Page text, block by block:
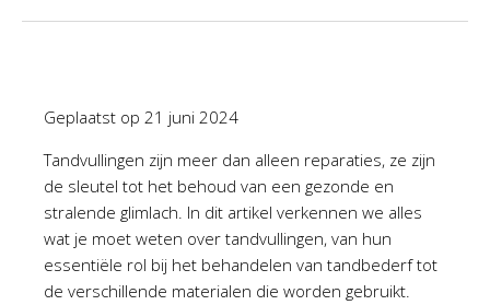
Geplaatst op 21 juni 2024
Tandvullingen zijn meer dan alleen reparaties, ze zijn
de sleutel tot het behoud van een gezonde en
stralende glimlach. In dit artikel verkennen we alles
wat je moet weten over tandvullingen, van hun
essentiële rol bij het behandelen van tandbederf tot
de verschillende materialen die worden gebruikt.